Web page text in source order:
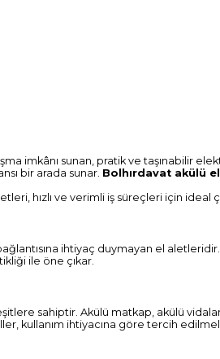
imkânı sunan, pratik ve taşınabilir
bir arada sunar. Bolhırdavat akülü
hızlı ve verimli iş süreçleri için ideal
ihtiyaç duymayan el
ile öne çıkar.
sahiptir. Akülü matkap, akülü
kullanım ihtiyacına göre tercih